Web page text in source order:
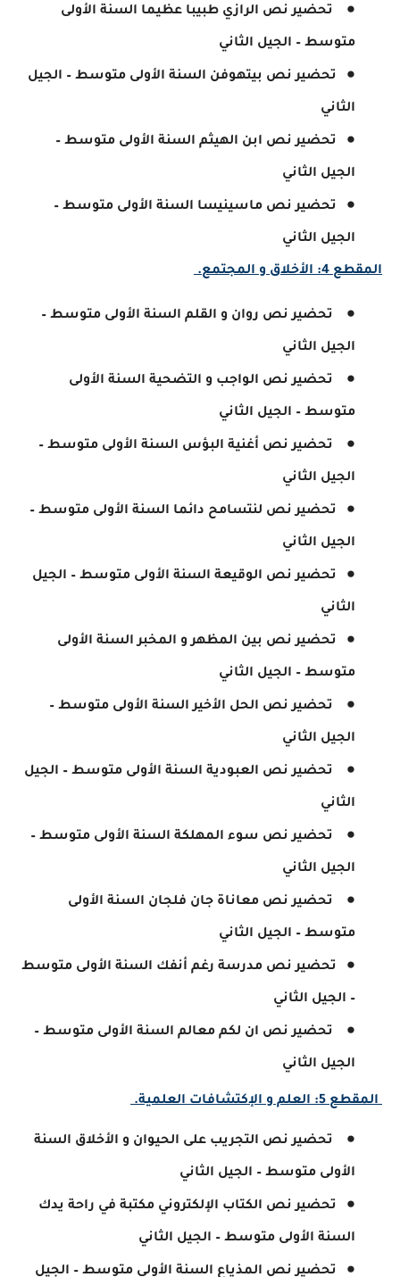
تحضير نص الرازي طبيبا عظيما السنة الأولى
متوسط – الجيل الثاني
تحضير نص بيتهوفن السنة الأولى متوسط – الجيل
الثاني
تحضير نص ابن الهيثم السنة الأولى متوسط –
الجيل الثاني
تحضير نص ماسينيسا السنة الأولى متوسط –
الجيل الثاني
المقطع 4: الأخلاق و المجتمع.
تحضير نص روان و القلم السنة الأولى متوسط –
الجيل الثاني
تحضير نص الواجب و التضحية السنة الأولى
متوسط – الجيل الثاني
تحضير نص أغنية البؤس السنة الأولى متوسط –
الجيل الثاني
تحضير نص لنتسامح دائما السنة الأولى متوسط –
الجيل الثاني
تحضير نص الوقيعة السنة الأولى متوسط – الجيل
الثاني
تحضير نص بين المظهر و المخبر السنة الأولى
متوسط – الجيل الثاني
تحضير نص الحل الأخير السنة الأولى متوسط –
الجيل الثاني
تحضير نص العبودية السنة الأولى متوسط – الجيل
الثاني
تحضير نص سوء المهلكة السنة الأولى متوسط –
الجيل الثاني
تحضير نص معاناة جان فلجان السنة الأولى
متوسط – الجيل الثاني
تحضير نص مدرسة رغم أنفك السنة الأولى متوسط
– الجيل الثاني
تحضير نص ان لكم معالم السنة الأولى متوسط –
الجيل الثاني
المقطع 5: العلم و الإكتشافات العلمية.
تحضير نص التجريب على الحيوان و الأخلاق السنة
الأولى متوسط – الجيل الثاني
تحضير نص الكتاب الإلكتروني مكتبة في راحة يدك
السنة الأولى متوسط – الجيل الثاني
تحضير نص المذياع السنة الأولى متوسط – الجيل